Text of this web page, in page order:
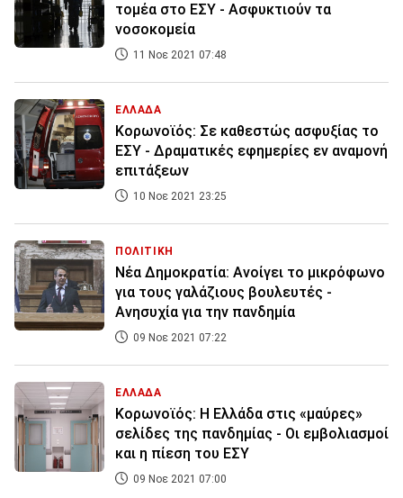
τομέα στο ΕΣΥ - Ασφυκτιούν τα
νοσοκομεία
11 Νοε 2021 07:48
ΕΛΛΑΔΑ
Κορωνοϊός: Σε καθεστώς ασφυξίας το
ΕΣΥ - Δραματικές εφημερίες εν αναμονή
επιτάξεων
10 Νοε 2021 23:25
ΠΟΛΙΤΙΚΗ
Νέα Δημοκρατία: Ανοίγει το μικρόφωνο
για τους γαλάζιους βουλευτές -
Ανησυχία για την πανδημία
09 Νοε 2021 07:22
ΕΛΛΑΔΑ
Κορωνοϊός: Η Ελλάδα στις «μαύρες»
σελίδες της πανδημίας - Οι εμβολιασμοί
και η πίεση του ΕΣΥ
09 Νοε 2021 07:00